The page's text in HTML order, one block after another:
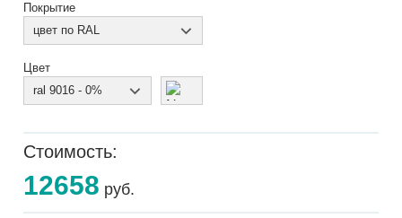
Покрытие
цвет по RAL
Цвет
ral 9016 - 0%
Стоимость:
12658 руб.